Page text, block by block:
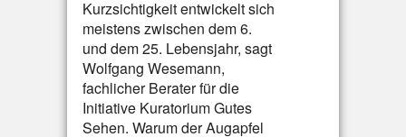
Kurzsichtigkeit entwickelt sich
meistens zwischen dem 6.
und dem 25. Lebensjahr, sagt
Wolfgang Wesemann,
fachlicher Berater für die
Initiative Kuratorium Gutes
Sehen. Warum der Augapfel